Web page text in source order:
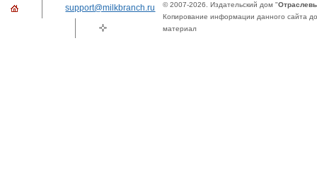
support@milkbranch.ru © 2007-2026. Издательский дом "
Копирование информации данного сайта
материал